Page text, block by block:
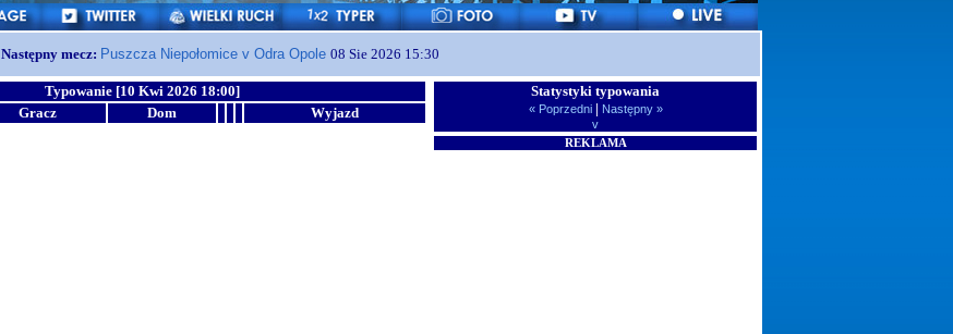
Następny mecz: Puszcza Niepołomice v Odra Opole 08 Sie 2026 15:30
Typowanie [10 Kwi 2026 18:00]
Gracz Dom Wyjazd
Statystyki typowania
« Poprzedni | Następny »
v
REKLAMA